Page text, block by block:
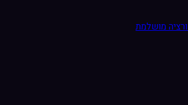
מושלמת